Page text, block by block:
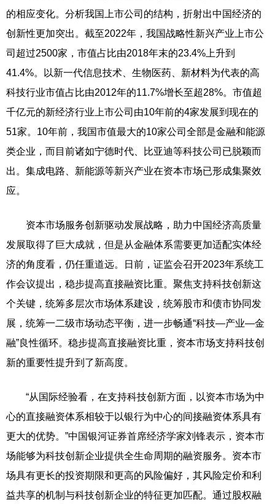
的相应变化。分析我国上市公司的结构，折射出中国经济的
创新性更加突出。截至2022年，我国战略性新兴产业上市公
司超过2500家，市值占比由2018年末的23.4%上升到
41.4%。以新一代信息技术、生物医药、新材料为代表的高
科技行业市值占比由2012年的11.7%增长至超28%。市值超
千亿元的新经济行业上市公司由10年前的4家发展到现在的
51家。10年前，我国市值最大的10家公司全部是金融和能源
类企业，而目前诸如宁德时代、比亚迪等科技公司已脱颖而
出。集成电路、新能源等新兴产业在资本市场已形成集聚效
应。
资本市场服务创新驱动发展战略，助力中国经济高质量
发展取得了巨大成就，但是从金融体系需要更加适配实体经
济的角度看，仍任重道远。日前，证监会召开2023年系统工
作会议提出，稳步提高直接融资比重。聚焦支持科技创新这
个关键，统筹多层次市场体系建设，统筹股市和债市协同发
展，统筹一二级市场动态平衡，进一步畅通“科技—产业—金
融”良性循环。稳步提高直接融资比重，资本市场支持科技创
新的重要性提升到了新高度。
“从国际经验看，在支持科技创新方面，以资本市场为中
心的直接融资体系相较于以银行为中心的间接融资体系具有
更大的优势。”中国银河证券首席经济学家刘锋表示，资本市
场能够为科技创新企业提供全生命周期的融资服务。资本市
场具有更长的投资期限和更高的风险偏好，其风险定价和利
益共享的机制与科技创新企业的特征更加匹配。通过股权融